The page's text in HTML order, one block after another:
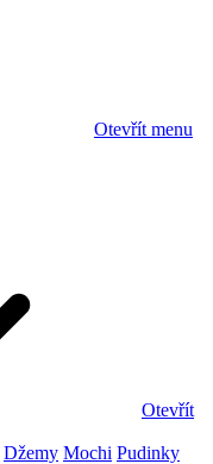
Otevřít menu
Otevřít
Džemy Mochi Pudinky